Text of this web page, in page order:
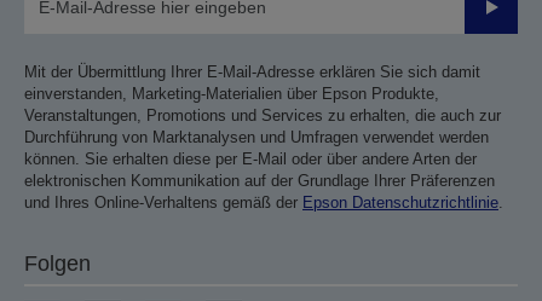
Mit der Übermittlung Ihrer E-Mail-Adresse erklären Sie sich damit
einverstanden, Marketing-Materialien über Epson Produkte,
Veranstaltungen, Promotions und Services zu erhalten, die auch zur
Durchführung von Marktanalysen und Umfragen verwendet werden
können. Sie erhalten diese per E-Mail oder über andere Arten der
elektronischen Kommunikation auf der Grundlage Ihrer Präferenzen
und Ihres Online-Verhaltens gemäß der Epson Datenschutzrichtlinie
Folgen